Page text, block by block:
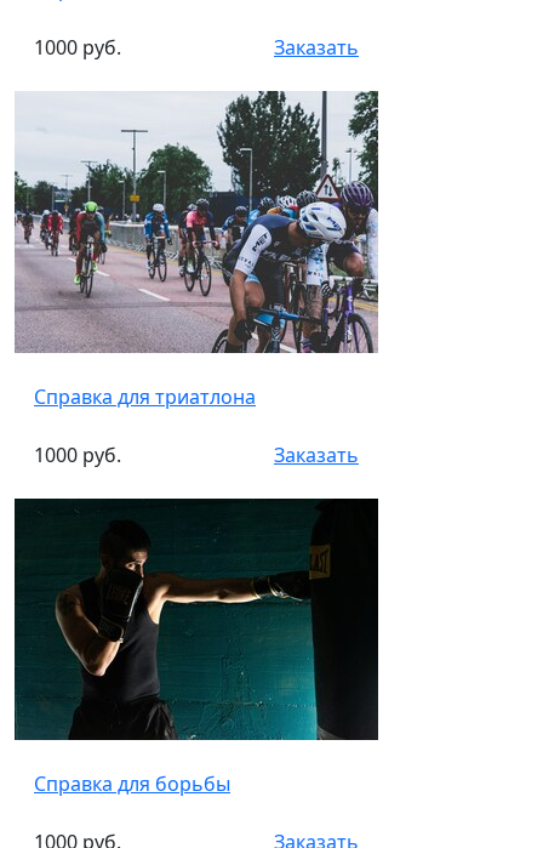
1000 руб. Заказать
Справка для триатлона
1000 руб. Заказать
Справка для борьбы
1000 руб. Заказать